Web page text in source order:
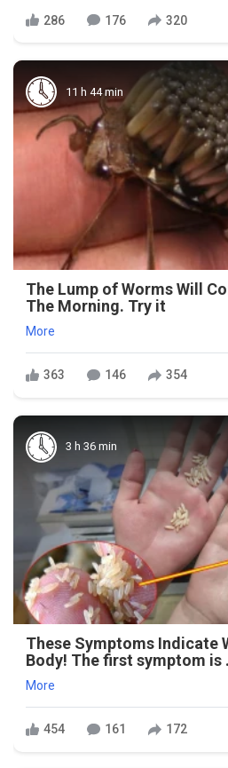
286 176 320
11 h 44 min
The Lump of Worms Will
The Morning. Try it
More
363 146 354
3 h 36 min
These Symptoms Indicate
Body! The first symptom is
More
454 161 172